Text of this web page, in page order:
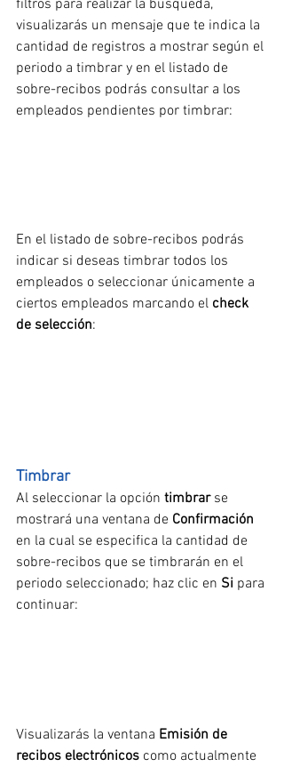
filtros para realizar la búsqueda,
visualizarás un mensaje que te indica la
cantidad de registros a mostrar según el
periodo a timbrar y en el listado de
sobre-recibos podrás consultar a los
empleados pendientes por timbrar:
En el listado de sobre-recibos podrás
indicar si deseas timbrar todos los
empleados o seleccionar únicamente a
ciertos empleados marcando el check
de selección:
Timbrar
Al seleccionar la opción timbrar se
mostrará una ventana de Confirmación
en la cual se especifica la cantidad de
sobre-recibos que se timbrarán en el
periodo seleccionado; haz clic en Si para
continuar:
Visualizarás la ventana Emisión de
recibos electrónicos como actualmente